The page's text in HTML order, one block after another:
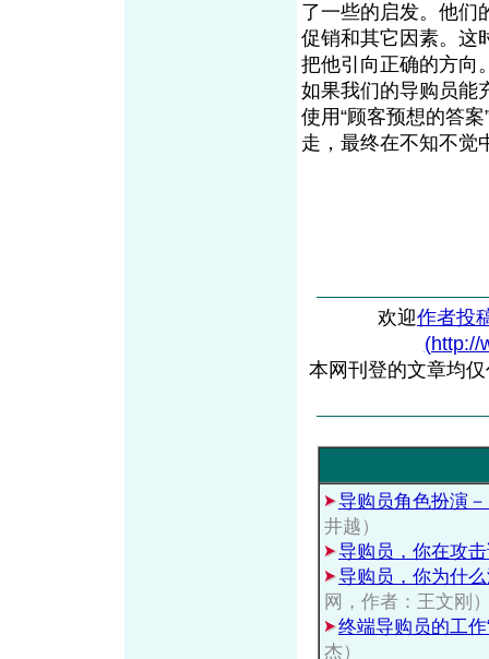
了一些的启发。他们
促销和其它因素。这
把他引向正确的方向
如果我们的导购员能
使用“顾客预想的答
走，最终在不知不觉
欢迎作者投
(http://
本网刊登的文章均
导购员角色扮演－
井越）
导购员，你在攻
导购员，你为什
网，作者：王文刚
终端导购员的工作
杰）